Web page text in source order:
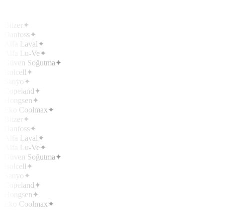
Bitzer✦
Danfoss✦
Alfa Laval✦
Alfa Lu-Ve✦
Güven Soğutma✦
Isolcell ✦
Sanyo ✦
Copeland✦
Hongsen✦
Eko Coolmax✦
Bitzer✦
Danfoss✦
Alfa Laval✦
Alfa Lu-Ve✦
Güven Soğutma✦
Isolcell ✦
Sanyo ✦
Copeland✦
Hongsen✦
Eko Coolmax✦